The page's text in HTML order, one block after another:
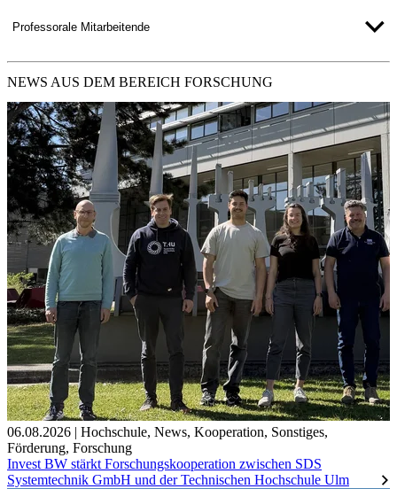
Professorale Mitarbeitende
NEWS AUS DEM BEREICH FORSCHUNG
06.08.2026 Hochschule, News, Kooperation, Sonstiges,
Förderung, Forschung
Invest BW stärkt Forschungskooperation zwischen SDS
Systemtechnik GmbH und der Technischen Hochschule Ulm